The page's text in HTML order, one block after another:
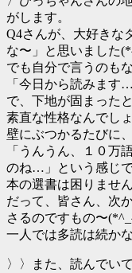
がします。
Q4さんが、大好きな
な〜」と思いました
でも自分で言うのも
「今日から読みます
で、下地が固まった
素直な性格なんでし
壁にぶつかるたびに
「うんうん、１０万
のね…」という感じで
本の選書は困りませ
だって、皆さん、次
さるのですもの〜
一人では多読は続か
〉〉また、読んでい